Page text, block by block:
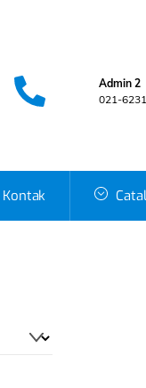
Kontak
Admin 2
021-